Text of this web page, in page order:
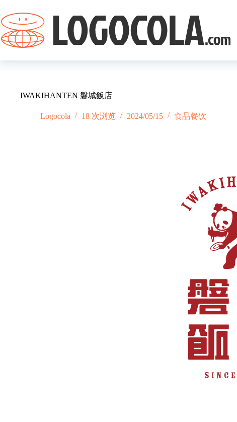
过
内
容
IWAKIHANTEN 磐城飯店
Logocola 18 次浏览 2024/05/15 食品餐饮